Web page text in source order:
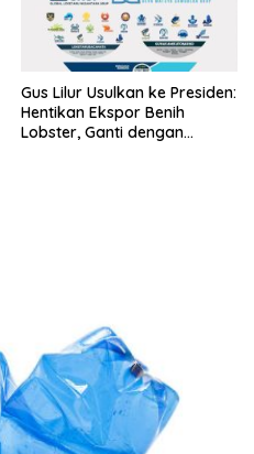
Gus Lilur Usulkan ke Presiden:
Hentikan Ekspor Benih
Lobster, Ganti dengan